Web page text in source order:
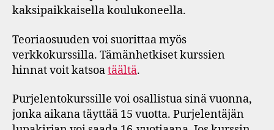
kaksipaikkaisella koulukoneella.
Teoriaosuuden voi suorittaa myös
verkkokurssilla. Tämänhetkiset kurssien
hinnat voit katsoatäältä.
Purjelentokurssille voi osallistua sinä vuonna,
jonka aikana täyttää 15 vuotta. Purjelentäjän